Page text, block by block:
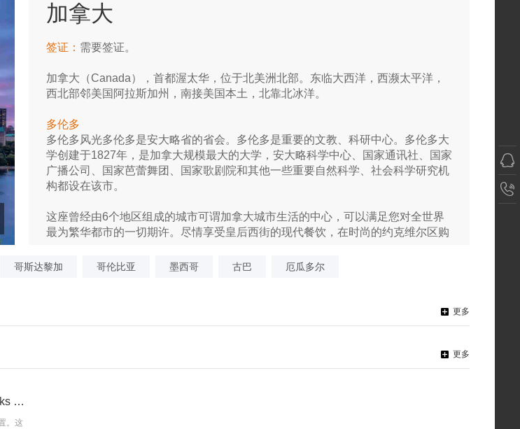
加拿大
签证： 需要签证。
加拿大（Canada），首都渥太华，位于北美洲北部。东临大西洋，西濒太平洋，
西北部邻美国阿拉斯加州，南接美国本土，北靠北冰洋。
多伦多
多伦多风光多伦多是安大略省的省会。多伦多是重要的文教、科研中心。多伦多大
学创建于1827年，是加拿大规模最大的大学，安大略科学中心、国家通讯社、国家
广播公司、国家芭蕾舞团、国家歌剧院和其他一些重要自然科学、社会科学研究机
构都设在该市。
这座曾经由6个地区组成的城市可谓加拿大城市生活的中心，可以满足您对全世界
最为繁华都市的一切期许。尽情享受皇后西街的现代餐饮，在时尚的约克维尔区购
多色彩缤纷的街区之间感受其跳动的城市脉搏，您将沉醉其中不能自拔。
...[展开介绍]
哥斯达黎加 哥伦比亚 墨西哥 古巴 厄瓜多尔
更多
更多
加拿大 | 世界最美书店芒罗书店 Munro's Books 和她背后的故事
。这